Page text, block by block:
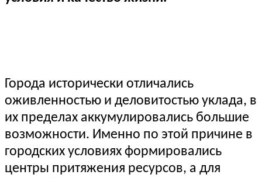
Города исторически отличались
оживленностью и деловитостью уклада, в
их пределах аккумулировались большие
возможности. Именно по этой причине в
городских условиях формировались
центры притяжения ресурсов, а для